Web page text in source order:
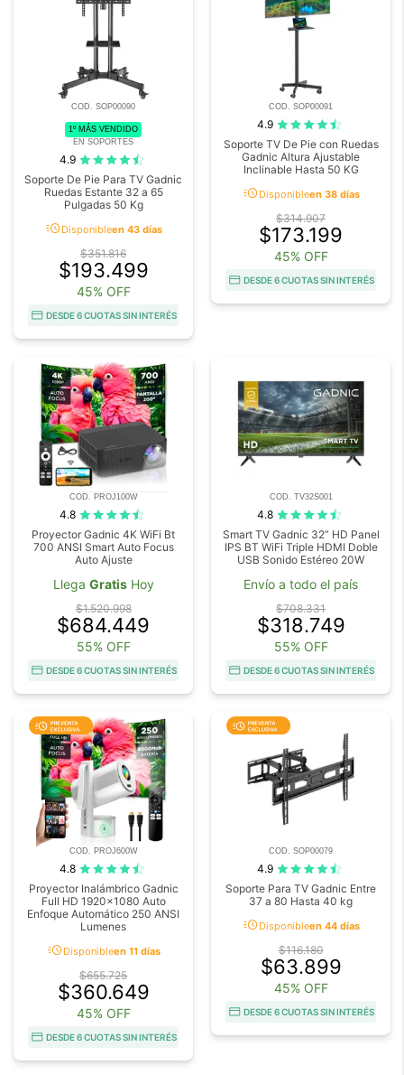
COD. SOP00090
1º MÁS VENDIDO
EN SOPORTES
4.9
Soporte De Pie Para TV Gadnic
Ruedas Estante 32 a 65
Pulgadas 50 Kg
acuteDisponibleen 43 días
$351.816
$193.499
45% OFF
DESDE 6 CUOTAS SIN INTERÉS
COD. SOP00091
4.9
Soporte TV De Pie con Ruedas
Gadnic Altura Ajustable
Inclinable Hasta 50 KG
acuteDisponibleen 38 días
$314.907
$173.199
45% OFF
DESDE 6 CUOTAS SIN INTERÉS
COD. PROJ100W
4.8
Proyector Gadnic 4K WiFi Bt
700 ANSI Smart Auto Focus
Auto Ajuste
Llega GratisHoy
$1.520.998
$684.449
55% OFF
DESDE 6 CUOTAS SIN INTERÉS
COD. TV32S001
4.8
Smart TV Gadnic 32” HD Panel
IPS BT WiFi Triple HDMI Doble
USB Sonido Estéreo 20W
Envío a todo el país
$708.331
$318.749
55% OFF
DESDE 6 CUOTAS SIN INTERÉS
COD. PROJ600W
4.8
Proyector Inalámbrico Gadnic
Full HD 1920x1080 Auto
Enfoque Automático 250 ANSI
Lumenes
acuteDisponibleen 11 días
$655.725
$360.649
45% OFF
DESDE 6 CUOTAS SIN INTERÉS
COD. SOP00079
4.9
Soporte Para TV Gadnic Entre
37 a 80 Hasta 40 kg
acuteDisponibleen 44 días
$116.180
$63.899
45% OFF
DESDE 6 CUOTAS SIN INTERÉS